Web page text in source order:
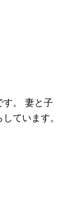
す。 妻と子
ています。